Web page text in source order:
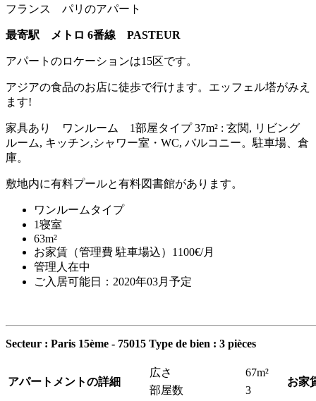
フランス パリのアパート
最寄駅 メトロ 6番線 PASTEUR
アパートのロケーションは15区です。
アジアの食品のお店に徒歩で行けます。エッフェル塔がみえ
ます!
家具あり ワンルーム 1部屋タイプ 37m² : 玄関, リビング
ルーム, キッチン,シャワー室・WC, バルコニー。駐車場、倉
庫。
敷地内に有料プールと有料図書館があります。
ワンルームタイプ
1寝室
63m²
お家賃（管理費 駐車場込）1100€/月
管理人在中
ご入居可能日：2020年03月予定
Secteur : Paris 15ème - 75015 Type de bien : 3 pièces
アパートメントの詳細
広さ
67m²
部屋数
3
お家